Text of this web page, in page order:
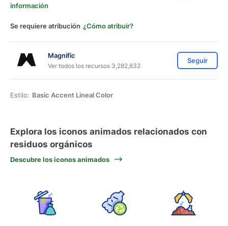
información
Se requiere atribución ¿Cómo atribuir?
Magnific
Ver todos los recursos 3,282,832
Seguir
Estilo: Basic Accent Lineal Color
Explora los iconos animados relacionados con
residuos orgánicos
Descubre los iconos animados